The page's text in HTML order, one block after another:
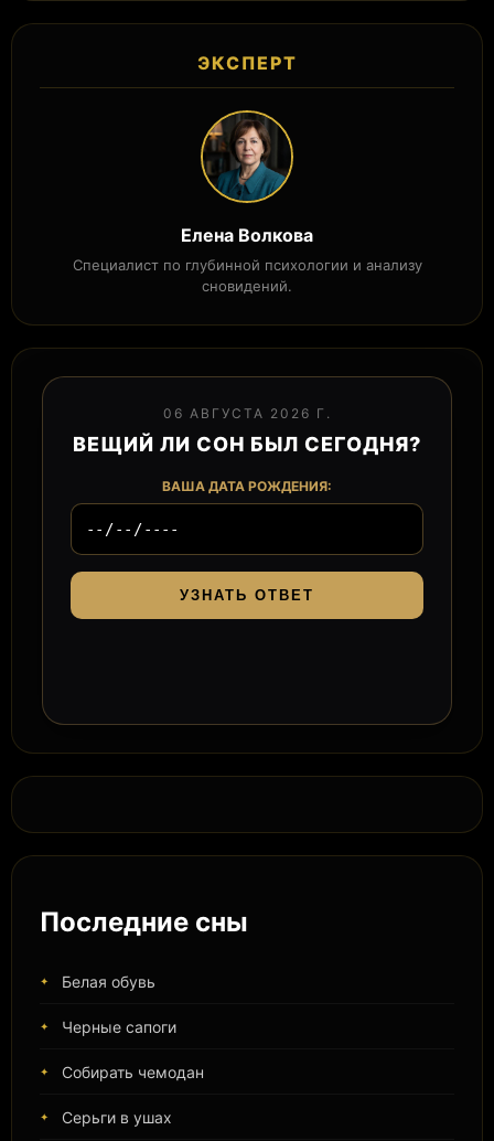
ЭКСПЕРТ
Елена Волкова
Специалист по глубинной психологии и анализу
сновидений.
06 АВГУСТА 2026 Г.
ВЕЩИЙ ЛИ СОН БЫЛ СЕГОДНЯ?
ВАША ДАТА РОЖДЕНИЯ:
УЗНАТЬ ОТВЕТ
Последние сны
Белая обувь
Черные сапоги
Собирать чемодан
Серьги в ушах